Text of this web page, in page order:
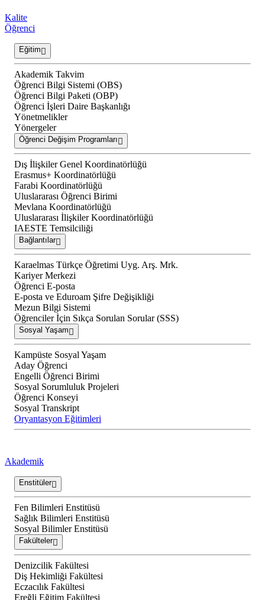
Kalite
Öğrenci
Eğitim
Akademik Takvim
Öğrenci Bilgi Sistemi (OBS)
Öğrenci Bilgi Paketi (OBP)
Öğrenci İşleri Daire Başkanlığı
Yönetmelikler
Yönergeler
Öğrenci Değişim Programları
Dış İlişkiler Genel Koordinatörlüğü
Erasmus+ Koordinatörlüğü
Farabi Koordinatörlüğü
Uluslararası Öğrenci Birimi
Mevlana Koordinatörlüğü
Uluslararası İlişkiler Koordinatörlüğü
IAESTE Temsilciliği
Bağlantılar
Karaelmas Türkçe Öğretimi Uyg. Arş. Mrk.
Kariyer Merkezi
Öğrenci E-posta
E-posta ve Eduroam Şifre Değişikliği
Mezun Bilgi Sistemi
Öğrenciler İçin Sıkça Sorulan Sorular (SSS)
Sosyal Yaşam
Kampüste Sosyal Yaşam
Aday Öğrenci
Engelli Öğrenci Birimi
Sosyal Sorumluluk Projeleri
Öğrenci Konseyi
Sosyal Transkript
Oryantasyon Eğitimleri
Akademik
Enstitüler
Fen Bilimleri Enstitüsü
Sağlık Bilimleri Enstitüsü
Sosyal Bilimler Enstitüsü
Fakülteler
Denizcilik Fakültesi
Diş Hekimliği Fakültesi
Eczacılık Fakültesi
Ereğli Eğitim Fakültesi